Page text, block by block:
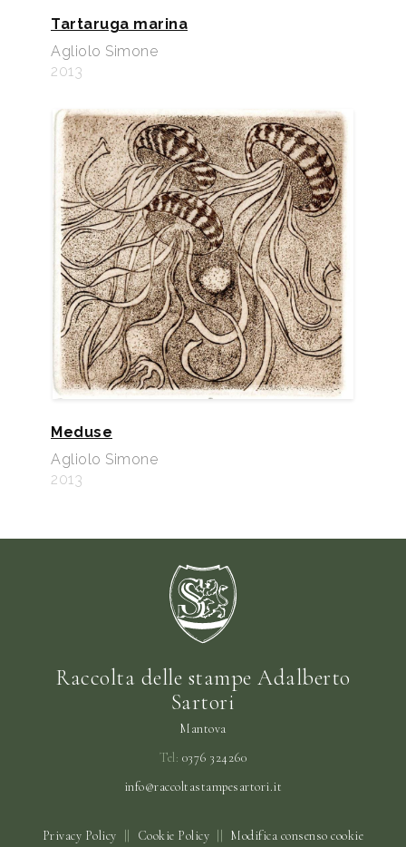
Tartaruga marina
Agliolo Simone
2013
Meduse
Agliolo Simone
2013
Raccolta delle stampe Adalberto
Sartori
Mantova
Tel: 0376 324260
info@raccoltastampesartori.it
Privacy Policy Cookie Policy Modifica consenso cookie